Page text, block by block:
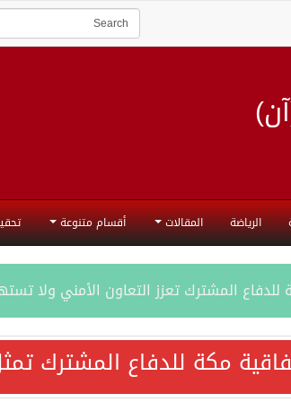
الرياضة المقالات أقسام متنوعة
للدفاع المشترك تعزز التعاون الأمني ولا
مكة تعكس الإرادة السياسية لحماية
مكة للدفاع المشترك